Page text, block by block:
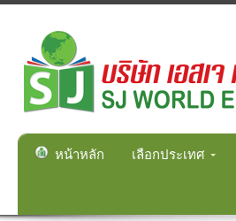
หน้าหลัก เลือกประเทศ